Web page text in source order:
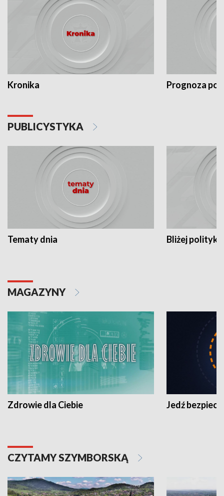
Kronika Prognoza
PUBLICYSTYKA
Tematy dnia Bliżej polityki
MAGAZYNY
Zdrowie dla Ciebie Jedź
CZYTAMY SZYMBORSKĄ